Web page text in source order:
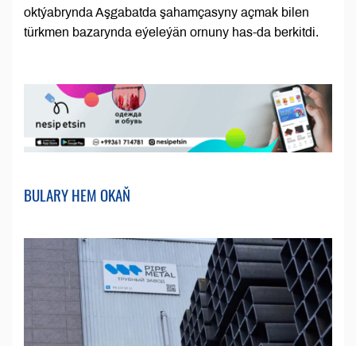
oktýabrynda Aşgabatda şahamçasyny açmak bilen
türkmen bazarynda eýeleýän ornuny has-da berkitdi.
BULARY HEM OKAŇ